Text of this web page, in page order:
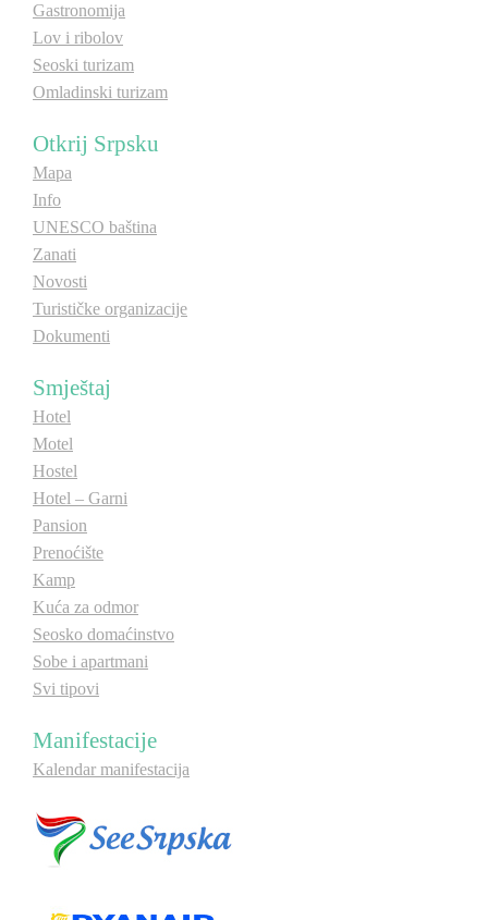
Gastronomija
Lov i ribolov
Seoski turizam
Omladinski turizam
Otkrij Srpsku
Mapa
Info
UNESCO baština
Zanati
Novosti
Turističke organizacije
Dokumenti
Smještaj
Hotel
Motel
Hostel
Hotel – Garni
Pansion
Prenoćište
Kamp
Kuća za odmor
Seosko domaćinstvo
Sobe i apartmani
Svi tipovi
Manifestacije
Kalendar manifestacija